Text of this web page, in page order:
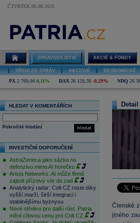
ČTVRTEK 06.08.2026
ZPRAVODAJSTVÍ AKCIE & FONDY
PŘEHLED ZPRÁV AKCIOVÉ EKONOMICKÉ
PX 2 769,04 0,11% DAX 26 126,30 -0,29% NDQ 26
HLEDAT V KOMENTÁŘÍCH
hledat
Pokročilé hledání
INVESTIČNÍ DOPORUČENÍ
AstraZeneca jako sázka na
defenzivu mimo AI horečku
Arista Networks: AI může firmě
zajistit příznivý vítr do zad
Analytický radar: Colt CZ roste díky
vyšší marži, širší integraci i
stabilnějšímu byznysu
Nové střelivo pro další růst. Patria
mění cílovou cenu pro Colt CZ
Členské
jiného